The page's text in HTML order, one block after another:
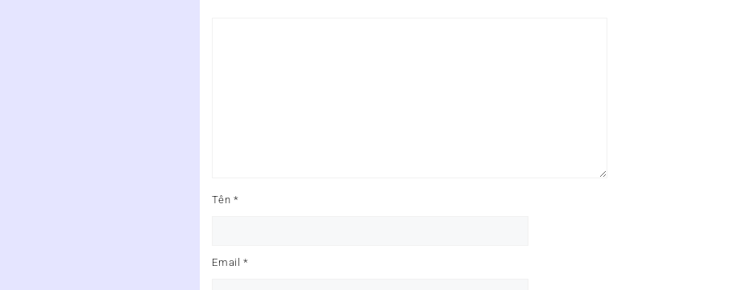
Tên *
Email*